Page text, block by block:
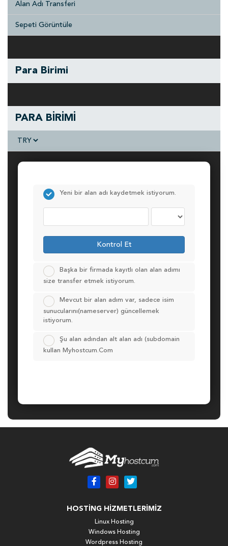
Alan Adı Transferi
Sepeti Görüntüle
Para Birimi
PARA BİRİMİ
Yeni bir alan adı kaydetmek istiyorum.
Kontrol Et
Başka bir firmada kayıtlı olan alan adımı
size transfer etmek istiyorum.
Mevcut bir alan adım var, sadece isim
sunucularını(nameserver) güncellemek
istiyorum.
Şu alan adından alt alan adı (subdomain
kullan Myhostcum.Com
HOSTING HIZMETLERIMIZ
Linux Hosting
Windows Hosting
Wordpress Hosting